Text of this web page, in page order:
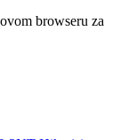
browseru za